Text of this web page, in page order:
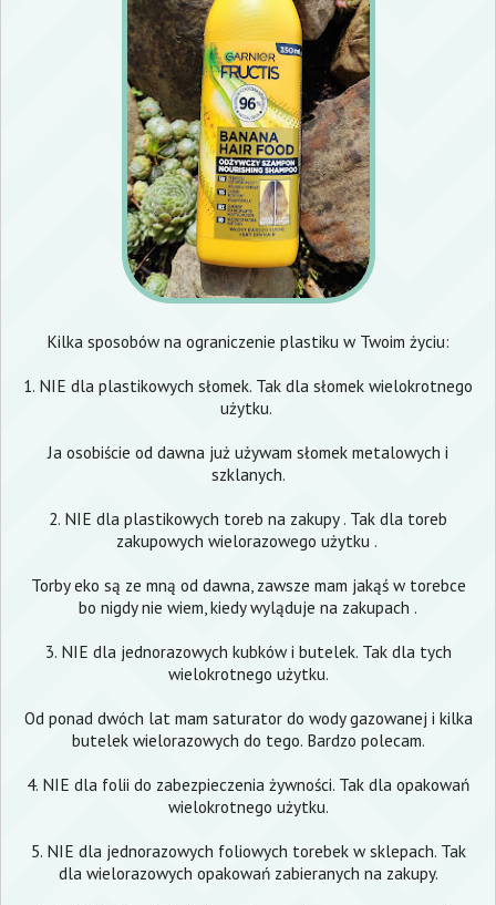
Kilka sposobów na ograniczenie plastiku w Twoim życiu:
1. NIE dla plastikowych słomek. Tak dla słomek wielokrotnego
użytku.
Ja osobiście od dawna już używam słomek metalowych i
szklanych.
2. NIE dla plastikowych toreb na zakupy . Tak dla toreb
zakupowych wielorazowego użytku .
Torby eko są ze mną od dawna, zawsze mam jakąś w torebce
bo nigdy nie wiem, kiedy wyląduje na zakupach .
3. NIE dla jednorazowych kubków i butelek. Tak dla tych
wielokrotnego użytku.
Od ponad dwóch lat mam saturator do wody gazowanej i kilka
butelek wielorazowych do tego. Bardzo polecam.
4. NIE dla folii do zabezpieczenia żywności. Tak dla opakowań
wielokrotnego użytku.
5. NIE dla jednorazowych foliowych torebek w sklepach. Tak
dla wielorazowych opakowań zabieranych na zakupy.